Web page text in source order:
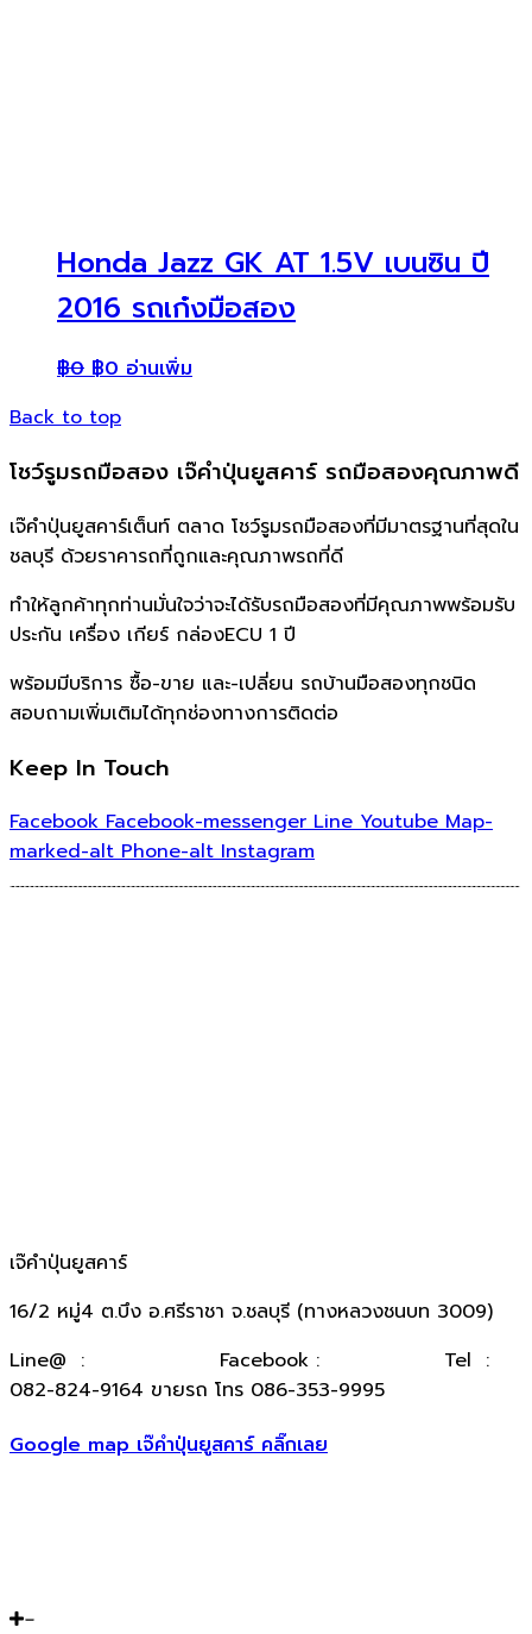
Honda Jazz GK AT 1.5V เบนซิน ปี
2016 รถเก๋งมือสอง
฿0 ฿0 อ่านเพิ่ม
Back to top
โชว์รูมรถมือสอง เจ๊คำปุ่นยูสคาร์ รถมือสองคุณภาพดี
เจ๊คำปุ่นยูสคาร์เต็นท์ ตลาด โชว์รูมรถมือสองที่มีมาตรฐานที่สุดใน
ชลบุรี ด้วยราคารถที่ถูกและคุณภาพรถที่ดี
ทำให้ลูกค้าทุกท่านมั่นใจว่าจะได้รับรถมือสองที่มีคุณภาพพร้อมรับ
ประกัน เครื่อง เกียร์ กล่องECU 1 ปี
พร้อมมีบริการ ซื้อ-ขาย และ-เปลี่ยน รถบ้านมือสองทุกชนิด
สอบถามเพิ่มเติมได้ทุกช่องทางการติดต่อ
Keep In Touch
Facebook Facebook-messenger Line Youtube Map-
marked-alt Phone-alt Instagram
เจ๊คำปุ่นยูสคาร์
16/2 หมู่4 ต.บึง อ.ศรีราชา จ.ชลบุรี (ทางหลวงชนบท 3009)
​Line@ :
Facebook :
Tel :
082-824-9164 ขายรถ โทร 086-353-9995
Google map เจ๊คำปุ่นยูสคาร์ คลิ๊กเลย